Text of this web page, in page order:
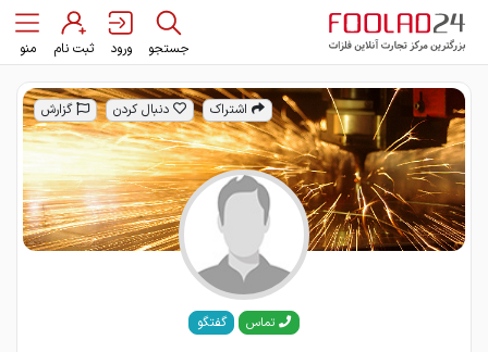
جستجو ورود ثبت نام منو
اشتراک دنبال کردن گزارش
تماس گفتگو